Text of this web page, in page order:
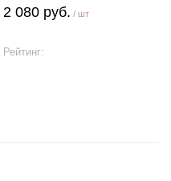
2 080 руб. / шт
Рейтинг: